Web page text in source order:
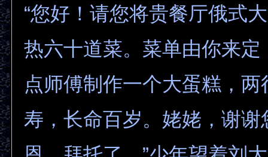
“您好！请您将贵餐厅俄式
热六十道菜。菜单由你来定
点师傅制作一个大蛋糕，
寿，长命百岁。姥姥，谢谢